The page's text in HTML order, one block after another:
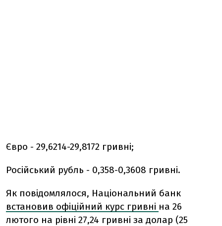
Євро - 29,6214-29,8172 гривні;
Російський рубль - 0,358-0,3608 гривні.
Як повідомлялося, Національний банк
встановив офіційний курс гривні на 26
лютого на рівні 27,24 гривні за долар (25